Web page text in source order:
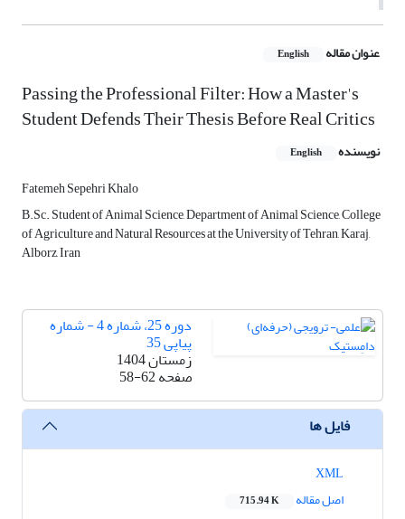
عنوان مقاله English
Passing the Professional Filter: How a Master's
Student Defends Their Thesis Before Real Critics
نویسنده English
Fatemeh Sepehri Khalo
B.Sc. Student of Animal Science, Department of Animal Science, College
of Agriculture and Natural Resources at the University of Tehran, Karaj,
Alborz, Iran
دوره 25، شماره 4 - شماره
پیاپی 35
زمستان 1404
صفحه58-62
فایل ها
اصل مقاله
715.94 K